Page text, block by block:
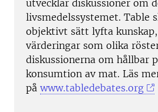
utvecklar diskussioner om
livsmedelssystemet. Table
objektivt sätt lyfta kunskap,
värderingar som olika
diskussionerna om hållbar
konsumtion av mat. Läs
på www.tabledebates.org